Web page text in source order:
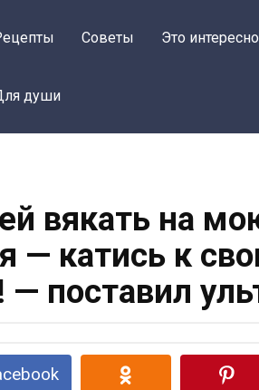
Советы Это интересно
души
вякать на
— катись к
— поставил